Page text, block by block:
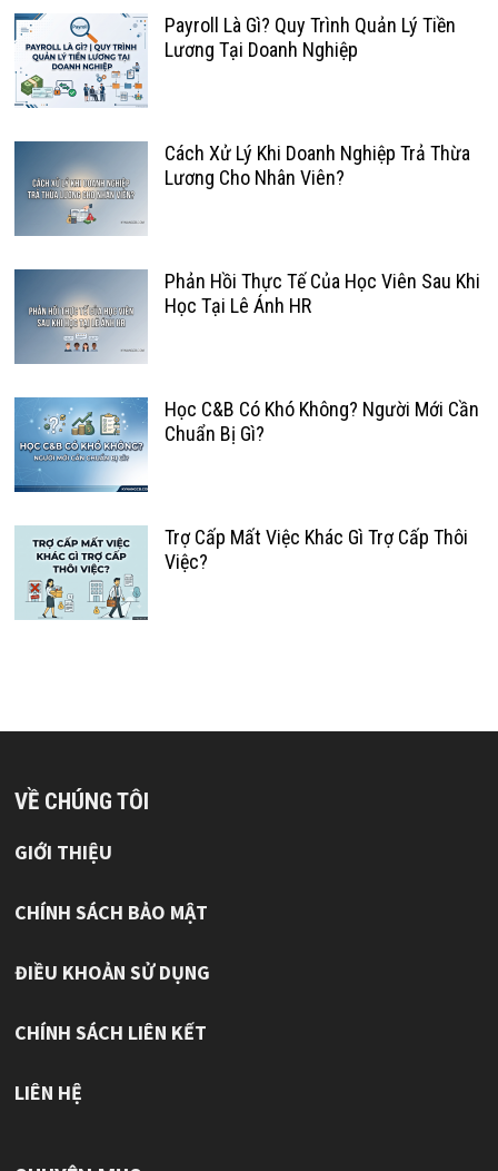
Payroll Là Gì? Quy Trình Quản Lý Tiền
Lương Tại Doanh Nghiệp
Cách Xử Lý Khi Doanh Nghiệp Trả Thừa
Lương Cho Nhân Viên?
Phản Hồi Thực Tế Của Học Viên Sau Khi
Học Tại Lê Ánh HR
Học C&B Có Khó Không? Người Mới Cần
Chuẩn Bị Gì?
Trợ Cấp Mất Việc Khác Gì Trợ Cấp Thôi
Việc?
VỀ CHÚNG TÔI
GIỚI THIỆU
CHÍNH SÁCH BẢO MẬT
ĐIỀU KHOẢN SỬ DỤNG
CHÍNH SÁCH LIÊN KẾT
LIÊN HỆ